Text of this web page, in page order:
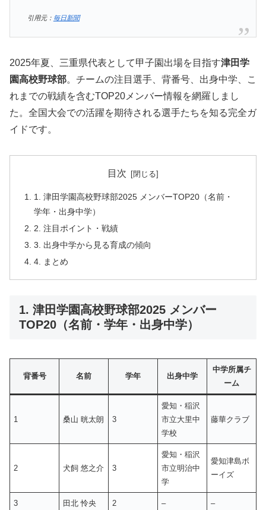
引用元： 毎日新聞
2025年夏、三重県代表として甲子園出場を目指す津田学
園高校野球部。チームの注目選手、背番号、出身中学、こ
れまでの戦績を含むTOP20メンバー情報を網羅しまし
た。全国大会での活躍を期待される選手たちを知る完全ガ
イドです。
目次
1. 津田学園高校野球部2025 メンバーTOP20（名前・
学年・出身中学）
2. 注目ポイント・戦績
3. 出身中学から見る育成の傾向
4. まとめ
1. 津田学園高校野球部2025 メンバー
TOP20（名前・学年・出身中学）
背番号 名前 学年 出身中学
中学所属チ
ーム
1 桑山 晄太朗 3
愛知・稲沢
市立大里中
学校
藤華クラブ
2 犬飼 悠之介 3
愛知・稲沢
市立明治中
学
愛知津島ボ
ーイズ
3 田北 怜央 2 – –